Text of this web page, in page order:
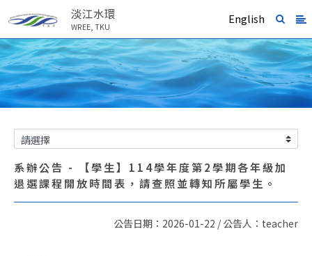
淡江水環
WREE, TKU
English
系辦公告 - 【學生】114學年度第2學期各年級加
退選課程開放時間表，請查照並轉知所屬學生。
公告日期：2026-01-22 / 公告人：teacher